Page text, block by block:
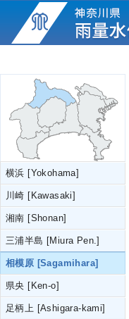
横浜 [Yokohama]
川崎 [Kawasaki]
湘南 [Shonan]
三浦半島 [Miura Pen.]
相模原 [Sagamihara]
県央 [Ken-o]
足柄上 [Ashigara-kami]